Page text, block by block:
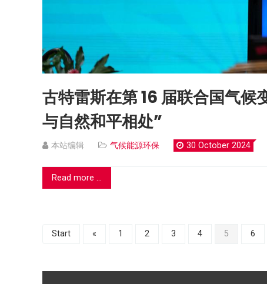
古特雷斯在第 16 届联合国气
与自然和平相处”
本站编辑 气候能源环保 30 October 2024
Read more ...
Start « 1 2 3 4 5 6